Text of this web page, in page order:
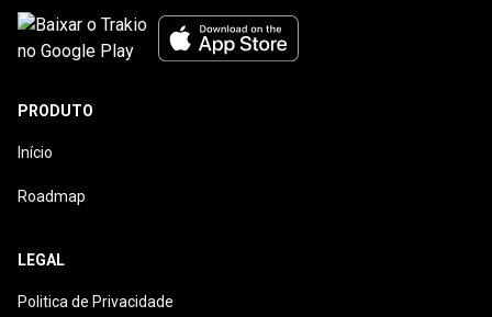
PRODUTO
Início
Roadmap
LEGAL
Politica de Privacidade